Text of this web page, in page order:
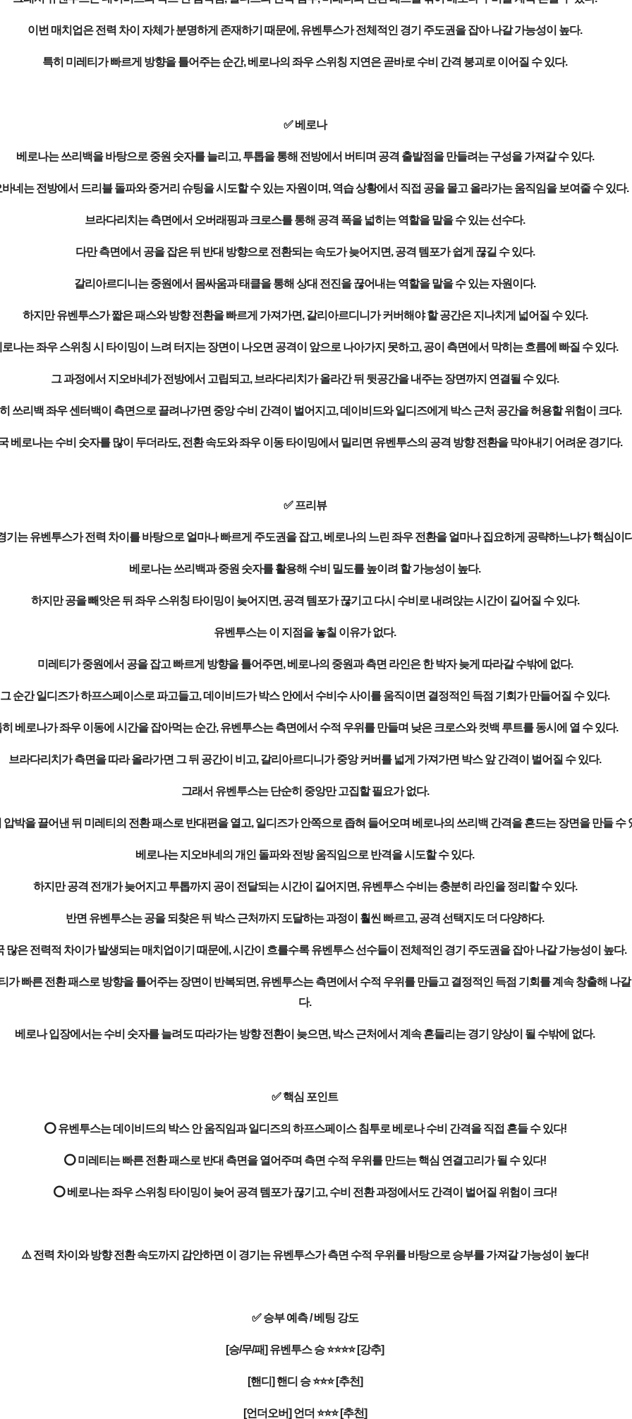
이번 매치업은 전력 차이 자체가 분명하게 존재하기 때문에, 유벤투스가 전체적인 경기 주도권을 잡아 나갈 가능성이 높다.
특히 미레티가 빠르게 방향을 틀어주는 순간, 베로나의 좌우 스위칭 지연은 곧바로 수비 간격 붕괴로 이어질 수 있다.
✅ 베로나
베로나는 쓰리백을 바탕으로 중원 숫자를 늘리고, 투톱을 통해 전방에서 버티며 공격 출발점을 만들려는 구성을 가져갈 수 있다.
바네는 전방에서 드리블 돌파와 중거리 슈팅을 시도할 수 있는 자원이며, 역습 상황에서 직접 공을 몰고 올라가는 움직임을 보여줄 수 있다.
브라다리치는 측면에서 오버래핑과 크로스를 통해 공격 폭을 넓히는 역할을 맡을 수 있는 선수다.
다만 측면에서 공을 잡은 뒤 반대 방향으로 전환되는 속도가 늦어지면, 공격 템포가 쉽게 끊길 수 있다.
갈리아르디니는 중원에서 몸싸움과 태클을 통해 상대 전진을 끊어내는 역할을 맡을 수 있는 자원이다.
하지만 유벤투스가 짧은 패스와 방향 전환을 빠르게 가져가면, 갈리아르디니가 커버해야 할 공간은 지나치게 넓어질 수 있다.
로나는 좌우 스위칭 시 타이밍이 느려 터지는 장면이 나오면 공격이 앞으로 나아가지 못하고, 공이 측면에서 막히는 흐름에 빠질 수 있다.
그 과정에서 지오바네가 전방에서 고립되고, 브라다리치가 올라간 뒤 뒷공간을 내주는 장면까지 연결될 수 있다.
쓰리백 좌우 센터백이 측면으로 끌려나가면 중앙 수비 간격이 벌어지고, 데이비드와 일디즈에게 박스 근처 공간을 허용할 위험이 크다.
베로나는 수비 숫자를 많이 두더라도, 전환 속도와 좌우 이동 타이밍에서 밀리면 유벤투스의 공격 방향 전환을 막아내기 어려운 경기다.
✅ 프리뷰
기는 유벤투스가 전력 차이를 바탕으로 얼마나 빠르게 주도권을 잡고, 베로나의 느린 좌우 전환을 얼마나 집요하게 공략하느냐가 핵심이
베로나는 쓰리백과 중원 숫자를 활용해 수비 밀도를 높이려 할 가능성이 높다.
하지만 공을 빼앗은 뒤 좌우 스위칭 타이밍이 늦어지면, 공격 템포가 끊기고 다시 수비로 내려앉는 시간이 길어질 수 있다.
유벤투스는 이 지점을 놓칠 이유가 없다.
미레티가 중원에서 공을 잡고 빠르게 방향을 틀어주면, 베로나의 중원과 측면 라인은 한 박자 늦게 따라갈 수밖에 없다.
그 순간 일디즈가 하프스페이스로 파고들고, 데이비드가 박스 안에서 수비수 사이를 움직이면 결정적인 득점 기회가 만들어질 수 있다.
히 베로나가 좌우 이동에 시간을 잡아먹는 순간, 유벤투스는 측면에서 수적 우위를 만들며 낮은 크로스와 컷백 루트를 동시에 열 수 있다.
브라다리치가 측면을 따라 올라가면 그 뒤 공간이 비고, 갈리아르디니가 중앙 커버를 넓게 가져가면 박스 앞 간격이 벌어질 수 있다.
그래서 유벤투스는 단순히 중앙만 고집할 필요가 없다.
압박을 끌어낸 뒤 미레티의 전환 패스로 반대편을 열고, 일디즈가 안쪽으로 좁혀 들어오며 베로나의 쓰리백 간격을 흔드는 장면을 만들 수
베로나는 지오바네의 개인 돌파와 전방 움직임으로 반격을 시도할 수 있다.
하지만 공격 전개가 늦어지고 투톱까지 공이 전달되는 시간이 길어지면, 유벤투스 수비는 충분히 라인을 정리할 수 있다.
반면 유벤투스는 공을 되찾은 뒤 박스 근처까지 도달하는 과정이 훨씬 빠르고, 공격 선택지도 더 다양하다.
많은 전력적 차이가 발생되는 매치업이기 때문에, 시간이 흐를수록 유벤투스 선수들이 전체적인 경기 주도권을 잡아 나갈 가능성이 높다.
가 빠른 전환 패스로 방향을 틀어주는 장면이 반복되면, 유벤투스는 측면에서 수적 우위를 만들고 결정적인 득점 기회를 계속 창출해 나갈
다.
베로나 입장에서는 수비 숫자를 늘려도 따라가는 방향 전환이 늦으면, 박스 근처에서 계속 흔들리는 경기 양상이 될 수밖에 없다.
✅ 핵심 포인트
⭕ 유벤투스는 데이비드의 박스 안 움직임과 일디즈의 하프스페이스 침투로 베로나 수비 간격을 직접 흔들 수 있다!
⭕ 미레티는 빠른 전환 패스로 반대 측면을 열어주며 측면 수적 우위를 만드는 핵심 연결고리가 될 수 있다!
⭕ 베로나는 좌우 스위칭 타이밍이 늦어 공격 템포가 끊기고, 수비 전환 과정에서도 간격이 벌어질 위험이 크다!
⚠️ 전력 차이와 방향 전환 속도까지 감안하면 이 경기는 유벤투스가 측면 수적 우위를 바탕으로 승부를 가져갈 가능성이 높다!
✅ 승부 예측 / 베팅 강도
[승/무/패] 유벤투스 승 ⭐⭐⭐⭐ [강추]
[핸디] 핸디 승 ⭐⭐⭐ [추천]
[언더오버] 언더 ⭐⭐⭐ [추천]